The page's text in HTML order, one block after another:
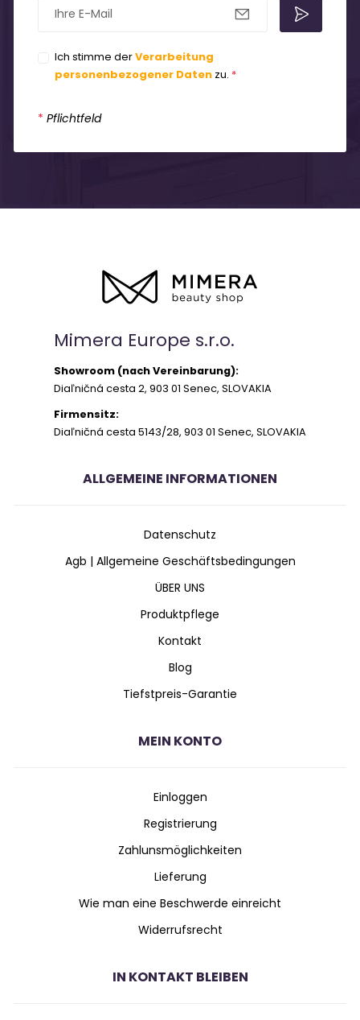
Ich stimme derVerarbeitung
personenbezogener Daten zu. *
*Pflichtfeld
Mimera Europe s.r.o.
Showroom (nach Vereinbarung):
Diaľničná cesta 2, 903 01 Senec, SLOVAKIA
Firmensitz:
Diaľničná cesta 5143/28, 903 01 Senec, SLOVAKIA
ALLGEMEINE INFORMATIONEN
Datenschutz
Agb | Allgemeine Geschäftsbedingungen
ÜBER UNS
Produktpflege
Kontakt
Blog
Tiefstpreis-Garantie
MEIN KONTO
Einloggen
Registrierung
Zahlunsmöglichkeiten
Lieferung
Wie man eine Beschwerde einreicht
Widerrufsrecht
IN KONTAKT BLEIBEN